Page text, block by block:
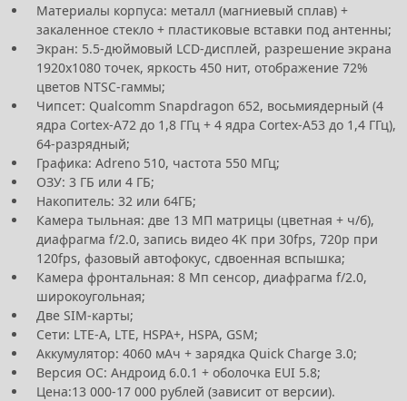
Материалы корпуса: металл (магниевый сплав) +
закаленное стекло + пластиковые вставки под антенны;
Экран: 5.5-дюймовый LCD-дисплей, разрешение экрана
1920х1080 точек, яркость 450 нит, отображение 72%
цветов NTSC-гаммы;
Чипсет: Qualcomm Snapdragon 652, восьмиядерный (4
ядра Cortex-A72 до 1,8 ГГц + 4 ядра Cortex-A53 до 1,4 ГГц),
64-разрядный;
Графика: Adreno 510, частота 550 МГц;
ОЗУ: 3 ГБ или 4 ГБ;
Накопитель: 32 или 64ГБ;
Камера тыльная: две 13 МП матрицы (цветная + ч/б),
диафрагма f/2.0, запись видео 4К при 30fps, 720р при
120fps, фазовый автофокус, сдвоенная вспышка;
Камера фронтальная: 8 Мп сенсор, диафрагма f/2.0,
широкоугольная;
Две SIM-карты;
Сети: LTE-A, LTE, HSPA+, HSPA, GSM;
Аккумулятор: 4060 мАч + зарядка Quick Charge 3.0;
Версия ОС: Андроид 6.0.1 + оболочка EUI 5.8;
Цена:13 000-17 000 рублей (зависит от версии).